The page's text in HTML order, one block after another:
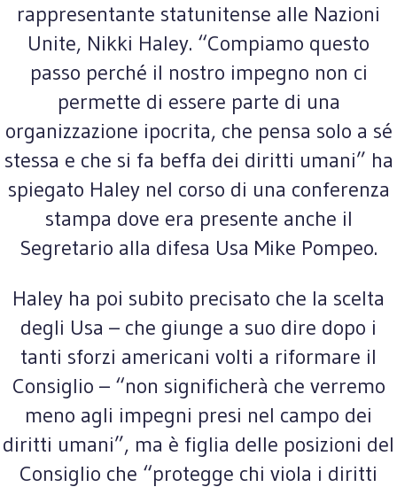
rappresentante statunitense alle Nazioni
Unite, Nikki Haley. “Compiamo questo
passo perché il nostro impegno non ci
permette di essere parte di una
organizzazione ipocrita, che pensa solo a sé
stessa e che si fa beffa dei diritti umani” ha
spiegato Haley nel corso di una conferenza
stampa dove era presente anche il
Segretario alla difesa Usa Mike Pompeo.
Haley ha poi subito precisato che la scelta
degli Usa – che giunge a suo dire dopo i
tanti sforzi americani volti a riformare il
Consiglio – “non significherà che verremo
meno agli impegni presi nel campo dei
diritti umani”, ma è figlia delle posizioni del
Consiglio che “protegge chi viola i diritti